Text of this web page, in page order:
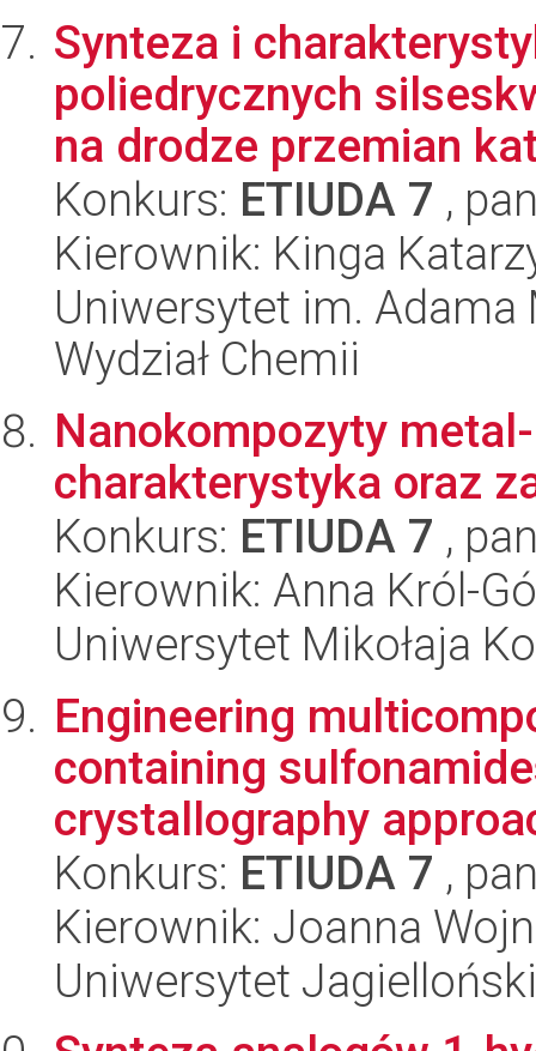
Synteza i
poliedrycznych
na drodze przemian
Konkurs: ETIUDA 7 ,
Kierownik: Kinga
Uniwersytet im.
Wydział Chemii
Nanokompozyty
charakterystyka oraz
Konkurs: ETIUDA 7 ,
Kierownik: Anna Król-
Uniwersytet Mikołaja
Engineering
containing
crystallography
Konkurs: ETIUDA 7 ,
Kierownik: Joanna
Uniwersytet